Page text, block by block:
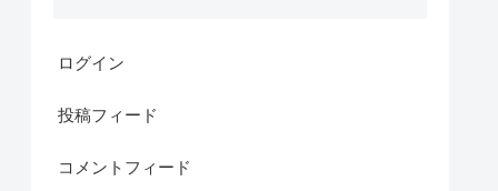
ログイン
投稿フィード
コメントフィード